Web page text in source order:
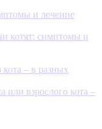
котят: симптомы и
или взрослого кота –